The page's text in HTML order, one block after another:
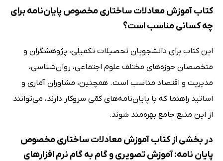
کتاب آموزش معادلات ساختاری مخصوص پایان‌نامه برای
چه کسانی مناسب است؟
این کتاب برای دانشجویان تحصیلات تکمیلی، پژوهشگران و
متخصصان حوزه‌های مختلف علوم اجتماعی، روان‌شناسی،
مدیریت و اقتصاد مناسب است. همچنین، مشاوران آماری و
اساتید راهنما که با پایان‌نامه‌های کمّی سروکار دارند، می‌توانند
از این منبع جامع بهره‌مند شوند.
در بخشی از کتاب آموزش معادلات ساختاری مخصوص
پایان نامه: آموزش تصویری و گام به گام نرم افزارهای